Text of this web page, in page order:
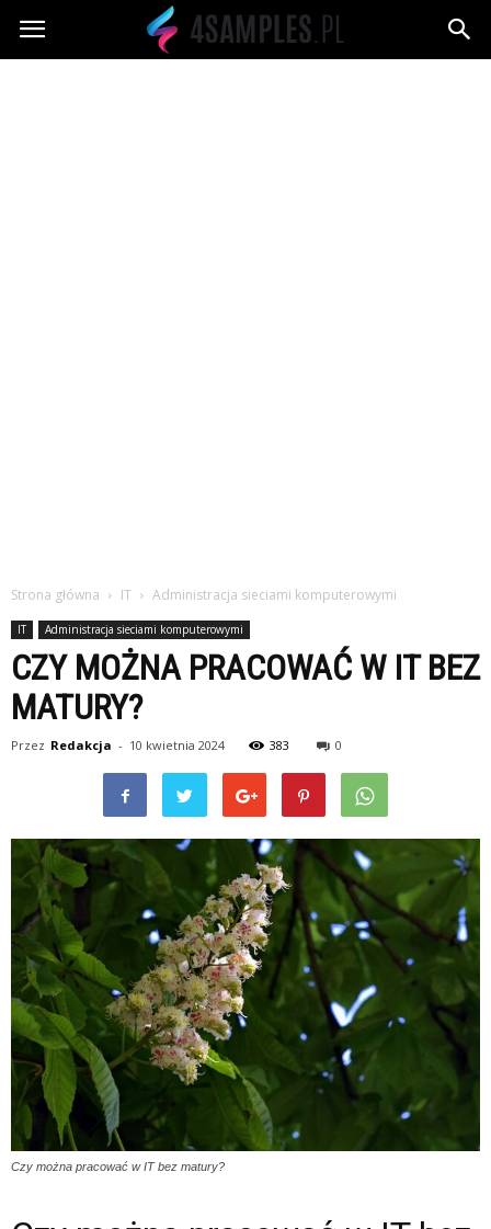
4samples.pl
Strona główna IT Administracja sieciami komputerowymi
IT Administracja sieciami komputerowymi
CZY MOŻNA PRACOWAĆ W IT BEZ
MATURY?
Przez Redakcja - 10 kwietnia 2024 383 0
Czy można pracować w IT bez matury?